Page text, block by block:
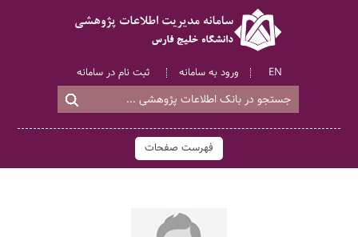
ثبت نام در سامانه ورود به سامانه EN
فهرست صفحات